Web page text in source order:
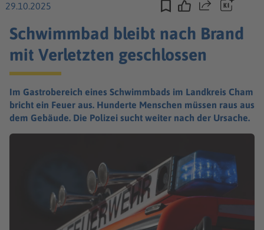
29.10.2025 Teilen
Schwimmbad bleibt nach Brand
mit Verletzten geschlossen
Im Gastrobereich eines Schwimmbads im Landkreis Cham
bricht ein Feuer aus. Hunderte Menschen müssen raus aus
dem Gebäude. Die Polizei sucht weiter nach der Ursache.